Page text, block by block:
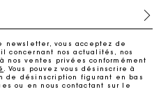
fois sans frais
offerts
newsletter, vous acceptez de
concernant nos actualités, nos
nos ventes privées conformément
. Vous pouvez vous désinscrire à
de désinscription figurant en bas
ou en nous contactant sur le